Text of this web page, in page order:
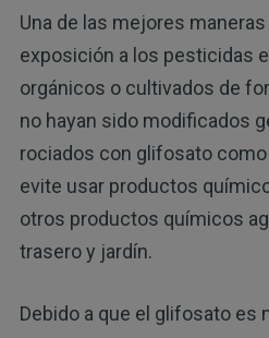
Una de las mejores
exposición a los pesticidas
orgánicos o cultivados de
no hayan sido modificados
rociados con glifosato
evite usar productos
otros productos químicos
trasero y jardín.
Debido a que el glifosato es